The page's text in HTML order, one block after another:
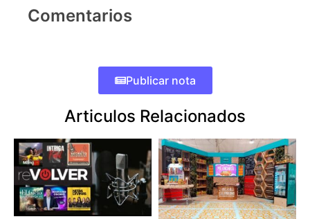
Comentarios
Publicar nota
Articulos Relacionados